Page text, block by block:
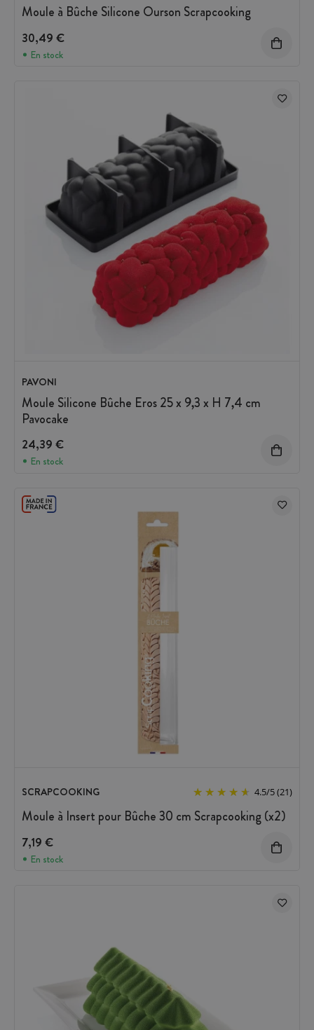
Moule à Bûche Silicone Ourson Scrapcooking
30,49 €
En stock
PAVONI
Moule Silicone Bûche Eros 25 x 9,3 x H 7,4 cm
Pavocake
24,39 €
En stock
SCRAPCOOKING 4.5/5(21)
Moule à Insert pour Bûche 30 cm Scrapcooking (x2)
7,19 €
En stock